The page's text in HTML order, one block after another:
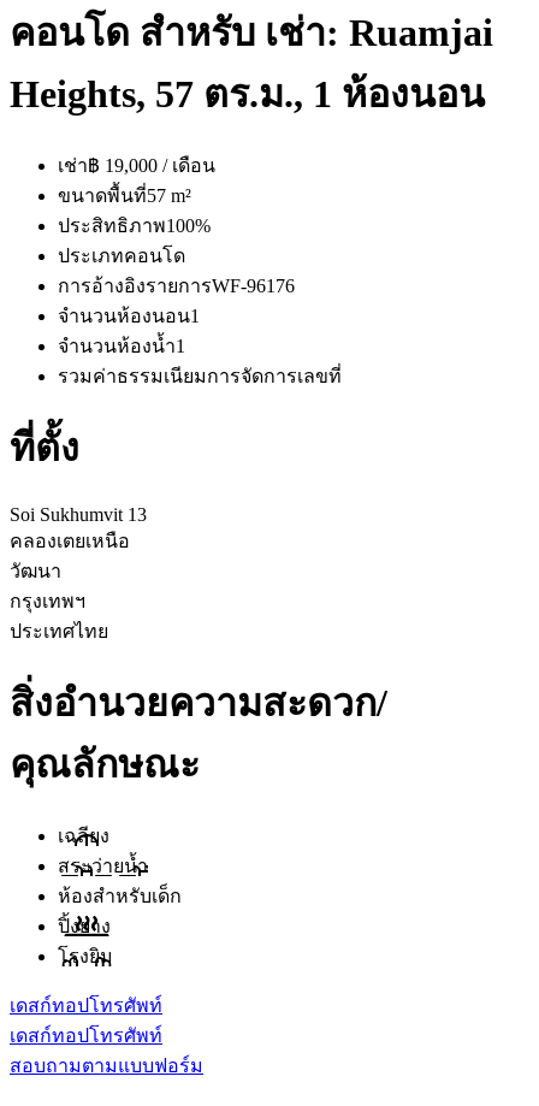
คอนโด สำหรับ เช่า: Ruamjai
Heights, 57 ตร.ม., 1 ห้องนอน
เช่า฿ 19,000 / เดือน
ขนาดพื้นที่57 m²
ประสิทธิภาพ100%
ประเภทคอนโด
การอ้างอิงรายการWF-96176
จำนวนห้องนอน1
จำนวนห้องน้ำ1
รวมค่าธรรมเนียมการจัดการเลขที่
ที่ตั้ง
Soi Sukhumvit 13
คลองเตยเหนือ
วัฒนา
กรุงเทพฯ
ประเทศไทย
สิ่งอำนวยความสะดวก/
คุณลักษณะ
เฉลียง
สระว่ายน้ำ
ห้องสำหรับเด็ก
ปิ้งย่าง
โรงยิม
เดสก์ทอปโทรศัพท์
เดสก์ทอปโทรศัพท์
สอบถามตามแบบฟอร์ม